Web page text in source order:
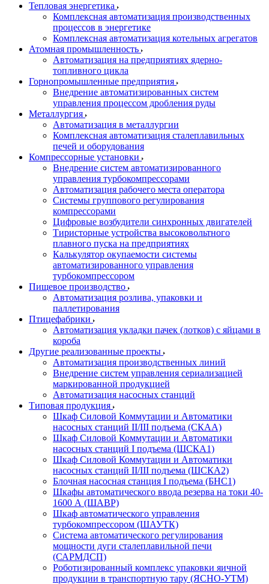
Тепловая энергетика
Комплексная автоматизация производственных
процессов в энергетике
Комплексная автоматизация котельных агрегатов
Атомная промышленность
Автоматизация на предприятиях ядерно-
топливного цикла
Горнопромышленные предприятия
Внедрение автоматизированных систем
управления процессом дробления руды
Металлургия
Автоматизация в металлургии
Комплексная автоматизация сталеплавильных
печей и оборудования
Компрессорные установки
Внедрение систем автоматизированного
управления турбокомпрессорами
Автоматизация рабочего места оператора
Системы группового регулирования
компрессорами
Цифровые возбудители синхронных двигателей
Тиристорные устройства высоковольтного
плавного пуска на предприятиях
Калькулятор окупаемости системы
автоматизированного управления
турбокомпрессором
Пищевое производство
Автоматизация розлива, упаковки и
паллетирования
Птицефабрики
Автоматизация укладки пачек (лотков) с яйцами в
короба
Другие реализованные проекты
Автоматизация производственных линий
Внедрение систем управления сериализацией
маркированной продукцией
Автоматизация насосных станций
Типовая продукция
Шкаф Силовой Коммутации и Автоматики
насосных станций II/III подъема (СКАА)
Шкаф Силовой Коммутации и Автоматики
насосных станций I подъема (ШСКА1)
Шкаф Силовой Коммутации и Автоматики
насосных станций II/III подъема (ШСКА2)
Блочная насосная станция I подъема (БНС1)
Шкафы автоматического ввода резерва на токи 40-
1600 А (ШАВР)
Шкаф автоматического управления
турбокомпрессором (ШАУТК)
Система автоматического регулирования
мощности дуги сталеплавильной печи
(САРМДСП)
Роботизированный комплекс упаковки яичной
продукции в транспортную тару (ЯСНО-УТМ)